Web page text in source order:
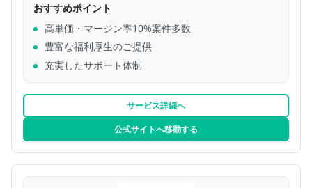
おすすめポイント
高単価・マージン率10%案件多数
豊富な福利厚生のご提供
充実したサポート体制
サービス詳細へ
公式サイトへ移動する